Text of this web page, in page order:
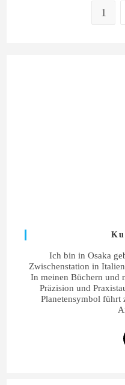
1
Ich bin in Osaka
Zwischenstation in
In meinen Büchern und
Präzision und
Planetensymbol führt